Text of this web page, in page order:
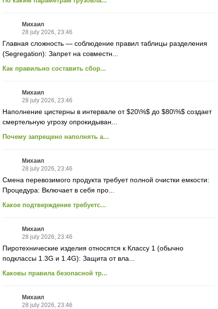
Михаил
28 july 2026, 23:46
Главная сложность — соблюдение правил таблицы разделения
(Segregation): Запрет на совместн...
Как правильно составить сбор...
Михаил
28 july 2026, 23:46
Наполнение цистерны в интервале от $20\%$ до $80\%$ создает
смертельную угрозу опрокидыван...
Почему запрещено наполнять а...
Михаил
28 july 2026, 23:46
Смена перевозимого продукта требует полной очистки емкости:
Процедура: Включает в себя про...
Какое подтверждение требуетс...
Михаил
28 july 2026, 23:46
Пиротехнические изделия относятся к Классу 1 (обычно
подклассы 1.3G и 1.4G): Защита от вла...
Каковы правила безопасной тр...
Михаил
28 july 2026, 23:46